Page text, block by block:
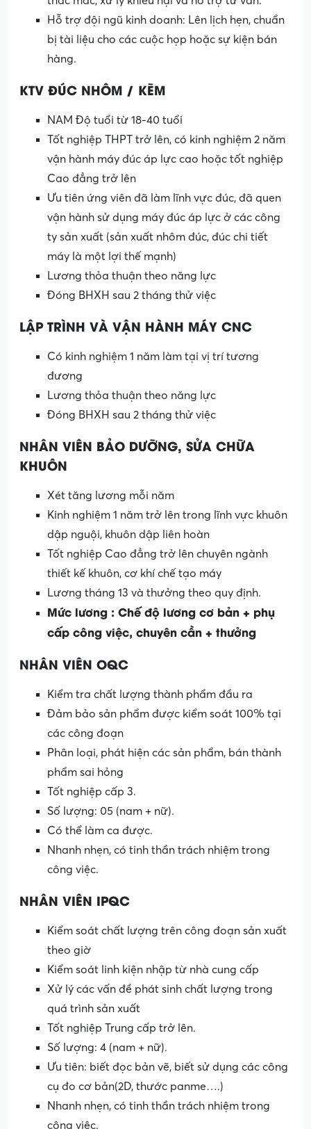
Hỗ trợ đội ngũ kinh doanh: Lên lịch hẹn, chuẩn
bị tài liệu cho các cuộc họp hoặc sự kiện bán
hàng.
KTV ĐÚC NHÔM / KẼM
NAM Độ tuổi từ 18-40 tuổi
Tốt nghiệp THPT trở lên, có kinh nghiệm 2 năm
vận hành máy đúc áp lực cao hoặc tốt nghiệp
Cao đẳng trở lên
Ưu tiên ứng viên đã làm lĩnh vực đúc, đã quen
vận hành sử dụng máy đúc áp lực ở các công
ty sản xuất (sản xuất nhôm đúc, đúc chi tiết
máy là một lợi thế mạnh)
Lương thỏa thuận theo năng lực
Đóng BHXH sau 2 tháng thử việc
LẬP TRÌNH VÀ VẬN HÀNH MÁY CNC
Có kinh nghiệm 1 năm làm tại vị trí tương
đương
Lương thỏa thuận theo năng lực
Đóng BHXH sau 2 tháng thử việc
NHÂN VIÊN BẢO DƯỠNG, SỬA CHỮA
KHUÔN
Xét tăng lương mỗi năm
Kinh nghiệm 1 năm trở lên trong lĩnh vực khuôn
dập nguội, khuôn dập liên hoàn
Tốt nghiệp Cao đẳng trở lên chuyên ngành
thiết kế khuôn, cơ khí chế tạo máy
Lương tháng 13 và thưởng theo quy định.
Mức lương : Chế độ lương cơ bản + phụ
cấp công việc, chuyên cần + thưởng
NHÂN VIÊN OQC
Kiểm tra chất lượng thành phẩm đầu ra
Đảm bảo sản phẩm được kiểm soát 100% tại
các công đoạn
Phân loại, phát hiện các sản phẩm, bán thành
phẩm sai hỏng
Tốt nghiệp cấp 3.
Số lượng: 05 (nam + nữ).
Có thể làm ca được.
Nhanh nhẹn, có tinh thần trách nhiệm trong
công việc.
NHÂN VIÊN IPQC
Kiểm soát chất lượng trên công đoạn sản xuất
theo giờ
Kiểm soát linh kiện nhập từ nhà cung cấp
Xử lý các vấn đề phát sinh chất lượng trong
quá trình sản xuất
Tốt nghiệp Trung cấp trở lên.
Số lượng: 4 (nam + nữ).
Ưu tiên: biết đọc bản vẽ, biết sử dụng các công
cụ đo cơ bản(2D, thước panme….)
Nhanh nhẹn, có tinh thần trách nhiệm trong
công việc.